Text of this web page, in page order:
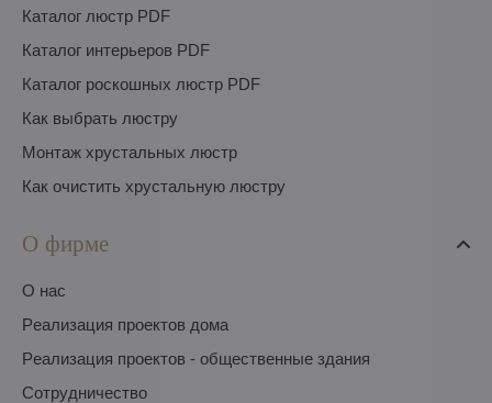
Каталог люстр PDF
Каталог интерьеров PDF
Каталог роскошных люстр PDF
Как выбрать люстру
Монтаж хрустальных люстр
Как очистить хрустальную люстру
О фирме
O нас
Pеализация проектов дома
Pеализация проектов - общественные здания
Сотрудничество